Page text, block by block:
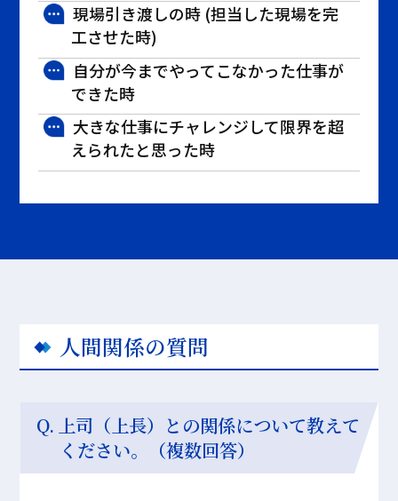
現場引き渡しの時 (担当した現場を完
工させた時)
自分が今までやってこなかった仕事が
できた時
大きな仕事にチャレンジして限界を超
えられたと思った時
人間関係の質問
上司（上長）との関係について教えて
ください。（複数回答）